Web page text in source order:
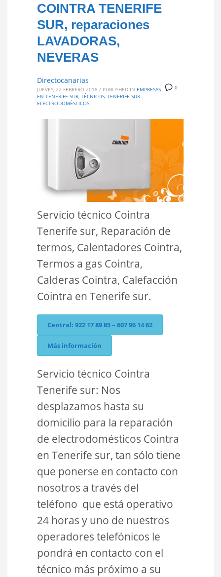
COINTRA TENERIFE
SUR, reparaciones
LAVADORAS,
NEVERAS
0
Directocanarias
JUEVES, 22 FEBRERO 2018 / PUBLISHED IN EMPRESAS
EN TENERIFE SUR, TÉCNICOS, TENERIFE SUR
ELECTRODOMÉSTICOS
Servicio técnico Cointra
Tenerife sur, Reparación de
termos, Calentadores Cointra,
Termos a gas Cointra,
Calderas Cointra, Calefacción
Cointra en Tenerife sur.
Central: 922 17 89 85 – 607 96 14 62
Más información
Servicio técnico Cointra
Tenerife sur: Nos
desplazamos hasta su
domicilio para la reparación
de electrodomésticos Cointra
en Tenerife sur, tan sólo tiene
que ponerse en contacto con
nosotros a través del
teléfono que está operativo
24 horas y uno de nuestros
operadores telefónicos le
pondrá en contacto con el
técnico más próximo a su